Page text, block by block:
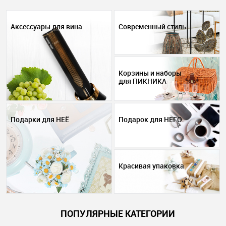
Аксессуары для вина Современный стиль
Корзины и наборы
для ПИКНИКА
Подарки для НЕЁ Подарок для НЕГО
Красивая упаковка
ПОПУЛЯРНЫЕ КАТЕГОРИИ